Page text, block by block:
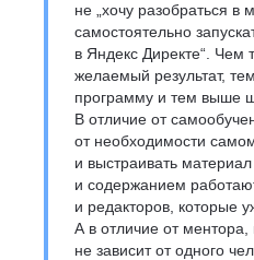
не „хочу разобраться в
самостоятельно
в Яндекс Директе“. Чем
желаемый результат,
программу и тем выше
В отличие от
от необходимости
и выстраивать
и содержанием
и редакторов, которые
А в отличие от ментора,
не зависит от одного